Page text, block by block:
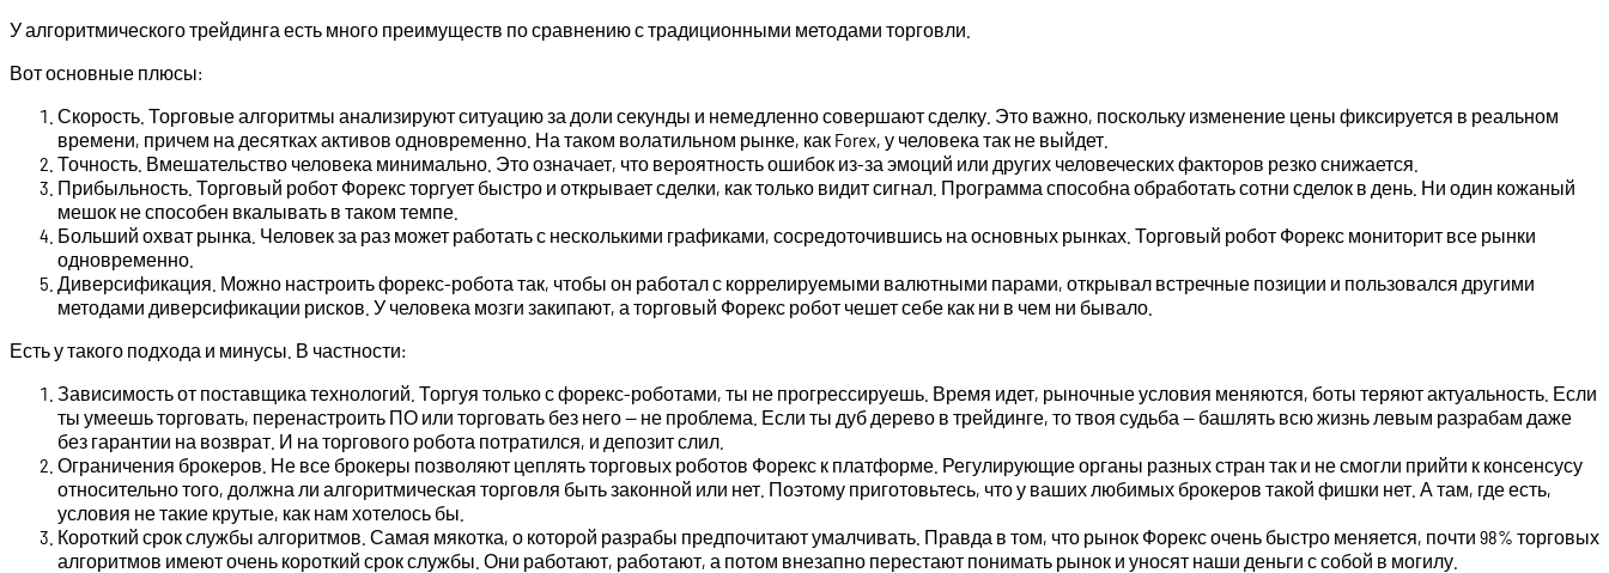
У алгоритмического трейдинга есть много преимуществ по сравнению с традиционными методами торговли.
Вот основные плюсы:
Скорость. Торговые алгоритмы анализируют ситуацию за доли секунды и немедленно совершают сделку. Это важно, поскольку изменение цены фиксируется в реальном
времени, причем на десятках активов одновременно. На таком волатильном рынке, как Forex, у человека так не выйдет.
Точность. Вмешательство человека минимально. Это означает, что вероятность ошибок из-за эмоций или других человеческих факторов резко снижается.
Прибыльность. Торговый робот Форекс торгует быстро и открывает сделки, как только видит сигнал. Программа способна обработать сотни сделок в день. Ни один кожаный
мешок не способен вкалывать в таком темпе.
Больший охват рынка. Человек за раз может работать с несколькими графиками, сосредоточившись на основных рынках. Торговый робот Форекс мониторит все рынки
одновременно.
Диверсификация. Можно настроить форекс-робота так, чтобы он работал с коррелируемыми валютными парами, открывал встречные позиции и пользовался другими
методами диверсификации рисков. У человека мозги закипают, а торговый Форекс робот чешет себе как ни в чем ни бывало.
Есть у такого подхода и минусы. В частности:
Зависимость от поставщика технологий. Торгуя только с форекс-роботами, ты не прогрессируешь. Время идет, рыночные условия меняются, боты теряют актуальность. Если
ты умеешь торговать, перенастроить ПО или торговать без него — не проблема. Если ты дуб дерево в трейдинге, то твоя судьба — башлять всю жизнь левым разрабам даже
без гарантии на возврат. И на торгового робота потратился, и депозит слил.
Ограничения брокеров. Не все брокеры позволяют цеплять торговых роботов Форекс к платформе. Регулирующие органы разных стран так и не смогли прийти к консенсусу
относительно того, должна ли алгоритмическая торговля быть законной или нет. Поэтому приготовьтесь, что у ваших любимых брокеров такой фишки нет. А там, где есть,
условия не такие крутые, как нам хотелось бы.
Короткий срок службы алгоритмов. Самая мякотка, о которой разрабы предпочитают умалчивать. Правда в том, что рынок Форекс очень быстро меняется, почти 98% торговых
алгоритмов имеют очень короткий срок службы. Они работают, работают, а потом внезапно перестают понимать рынок и уносят наши деньги с собой в могилу.